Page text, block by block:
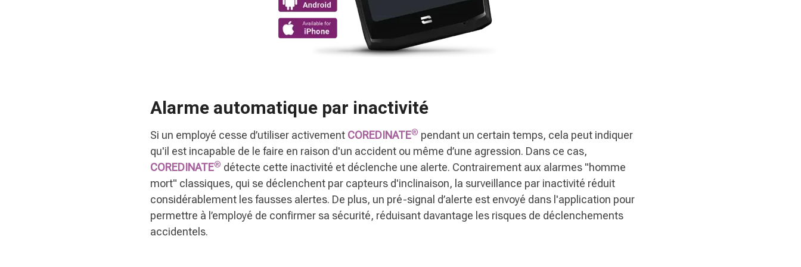
Alarme automatique par inactivité
Si un employé cesse d’utiliser activement COREDINATE® pendant un certain temps, cela peut indiquer
qu'il est incapable de le faire en raison d'un accident ou même d’une agression. Dans ce cas,
COREDINATE® détecte cette inactivité et déclenche une alerte. Contrairement aux alarmes "homme
mort" classiques, qui se déclenchent par capteurs d'inclinaison, la surveillance par inactivité réduit
considérablement les fausses alertes. De plus, un pré-signal d’alerte est envoyé dans l'application pour
permettre à l’employé de confirmer sa sécurité, réduisant davantage les risques de déclenchements
accidentels.